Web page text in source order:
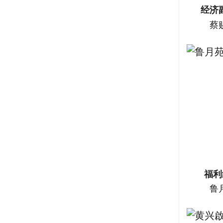
经济
蔡
福
鲁